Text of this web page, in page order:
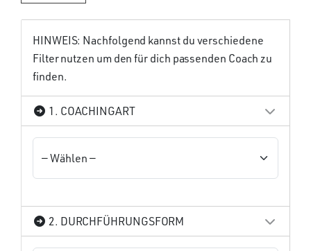
HINWEIS: Nachfolgend kannst du verschiedene
Filter nutzen um den für dich passenden Coach zu
finden.
1. COACHINGART
2. DURCHFÜHRUNGSFORM